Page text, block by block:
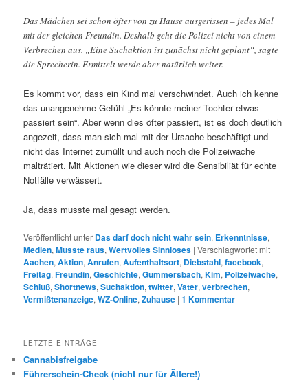
Das Mädchen sei schon öfter von zu Hause ausgerissen – jedes Mal
mit der gleichen Freundin. Deshalb geht die Polizei nicht von einem
Verbrechen aus. „Eine Suchaktion ist zunächst nicht geplant“, sagte
die Sprecherin. Ermittelt werde aber natürlich weiter.
Es kommt vor, dass ein Kind mal verschwindet. Auch ich kenne
das unangenehme Gefühl „Es könnte meiner Tochter etwas
passiert sein“. Aber wenn dies öfter passiert, ist es doch deutlich
angezeit, dass man sich mal mit der Ursache beschäftigt und
nicht das Internet zumüllt und auch noch die Polizeiwache
malträtiert. Mit Aktionen wie dieser wird die Sensibiliät für echte
Notfälle verwässert.
Ja, dass musste mal gesagt werden.
Veröffentlicht unter Das darf doch nicht wahr sein, Erkenntnisse,
Medien,Musste raus,Wertvolles Sinnloses |Verschlagwortet mit
Aachen,Aktion,Anrufen,Aufenthaltsort, Diebstahl,facebook,
Freitag,Freundin,Geschichte,Gummersbach,Kim, Polizeiwache,
Schluß,Shortnews,Suchaktion,twitter,Vater,verbrechen,
Vermißtenanzeige,WZ-Online,Zuhause |1 Kommentar
LETZTE EINTRÄGE
Cannabisfreigabe
Führerschein-Check (nicht nur für Ältere!)